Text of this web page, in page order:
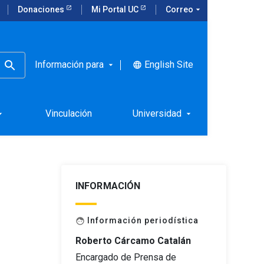
Donaciones Mi Portal UC Correo arrow_drop_down
Información para arrow_drop_down language English Site
Vinculación Universidad arrow_drop_down
INFORMACIÓN
face Información periodística
Roberto Cárcamo Catalán
Encargado de Prensa de